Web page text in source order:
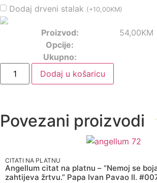
Dodaj drveni stalak (+10,00KM)
Proizvod: 54,00KM
Opcije:
Ukupno:
Dodaj u košaricu
Povezani proizvodi
CITATI NA PLATNU
Angellum citat na platnu – “Nemoj se
zahtijeva žrtvu.” Papa Ivan Pavao II.